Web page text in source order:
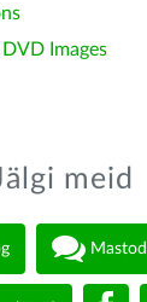
Images
meid